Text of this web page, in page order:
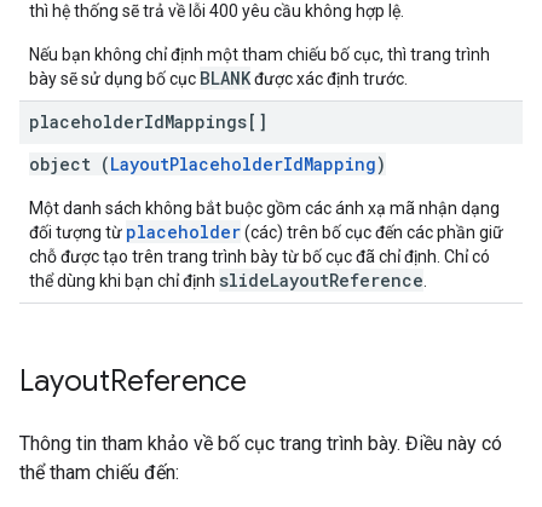
thì hệ thống sẽ trả về lỗi 400 yêu cầu không hợp lệ.
Nếu bạn không chỉ định một tham chiếu bố cục, thì trang trình
bày sẽ sử dụng bố cục BLANKđược xác định trước.
placeholderIdMappings[]
object (LayoutPlaceholderIdMapping)
Một danh sách không bắt buộc gồm các ánh xạ mã nhận dạng
đối tượng từ placeholder(các) trên bố cục đến các phần giữ
chỗ được tạo trên trang trình bày từ bố cục đã chỉ định. Chỉ có
thể dùng khi bạn chỉ định slideLayoutReference
LayoutReference
Thông tin tham khảo về bố cục trang trình bày. Điều này có
thể tham chiếu đến: